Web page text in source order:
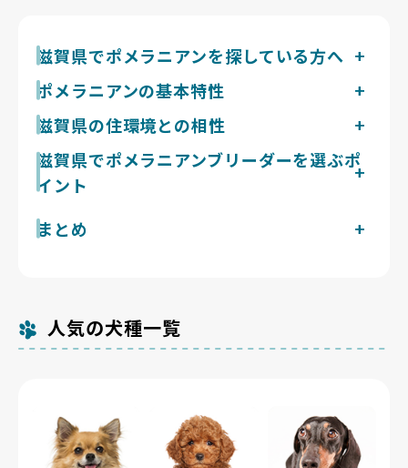
滋賀県でポメラニアンを探している方へ
ポメラニアンはダブルコートで熱がこもりやすく、琵琶
湖の影響で夏が涼しい滋賀県の湖南は過ごしやすい環境
です。湖北は豪雪で冬の室温管理が要ります。
ポメラニアンの基本特性
体重1.5〜3kgの超小型犬で、ふさふさのダブルコート
が特徴。運動量は控えめで1日合計30〜40分の散歩で足
りますが、外気に触れる時間も必要です。豊富なアンダ
ーコートをもつダブルコートで抜け毛は多く、換毛期は
特に大量に抜けるため毎日のブラッシングが日課になり
さからよく通る高い声で来訪者や物音に反応しがち。子
滋賀県の住環境との相性
滋賀県は琵琶湖の影響で京都や岐阜より夏が涼しく、ダ
ブルコートで熱がこもりやすいポメラニアンには湖南の
夏は比較的過ごしやすい環境です。気管虚脱は高温多湿
ります。一方、湖西・湖北は豪雪地帯で冬は冷え込み、
満たせます。
滋賀県でポメラニアンブリーダーを選ぶポ
イント
ポメラニアンは膝蓋骨脱臼と気管虚脱が代表的な健康課
題で、いずれも遺伝的素因が指摘されています。滋賀県
ます。見学で親犬の飼育環境を見せてもらえるかも大切
な判断材料です。
現在滋賀県で掲載中のポメラニアンのブリーダーは1件
です。Breeder Familiesでは「6つの絶対基準」と「12
まとめ
人気の犬種一覧